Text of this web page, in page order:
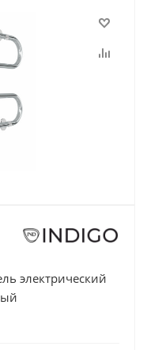
электрический